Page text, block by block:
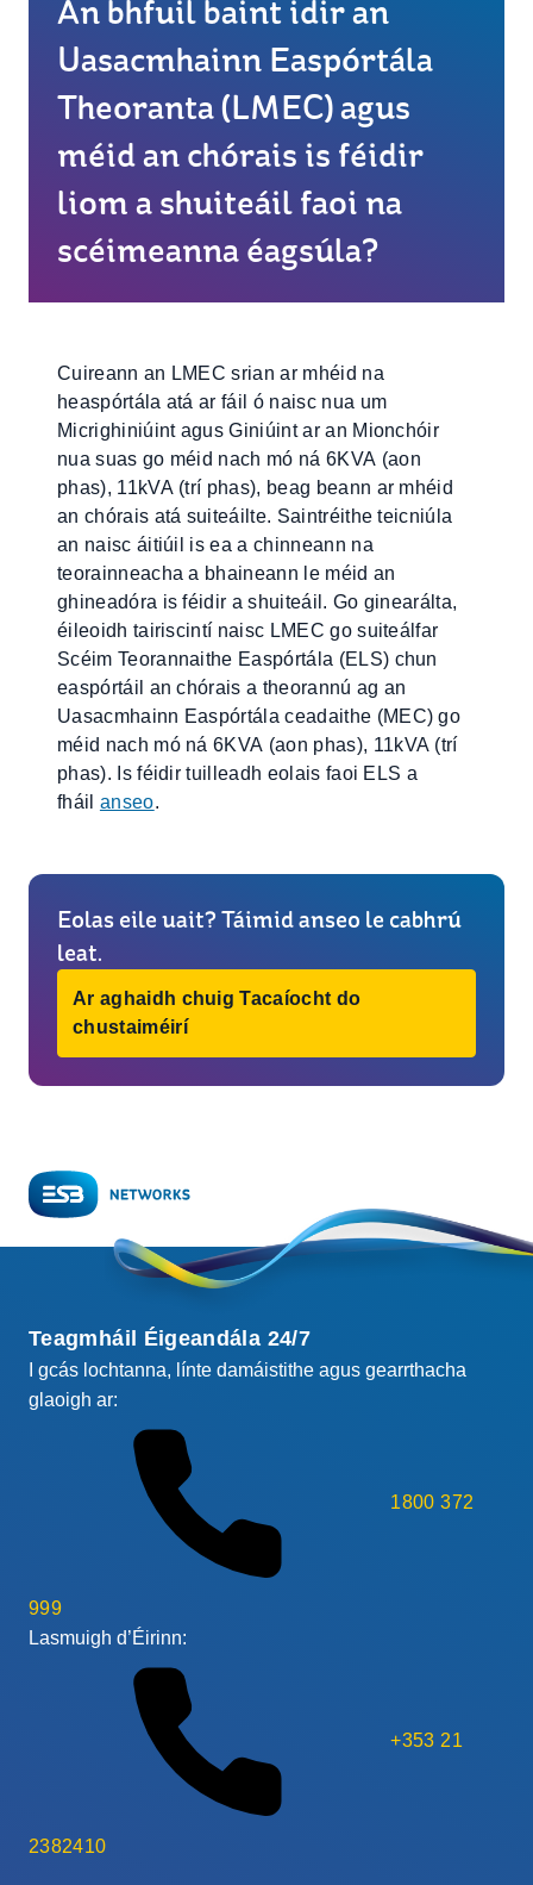
An bhfuil baint idir an
Uasacmhainn Easpórtála
Theoranta (LMEC) agus
méid an chórais is féidir
liom a shuiteáil faoi na
scéimeanna éagsúla?
Cuireann an LMEC srian ar mhéid na
heaspórtála atá ar fáil ó naisc nua um
Micrighiniúint agus Giniúint ar an Mionchóir
nua suas go méid nach mó ná 6KVA (aon
phas), 11kVA (trí phas), beag beann ar mhéid
an chórais atá suiteáilte. Saintréithe teicniúla
an naisc áitiúil is ea a chinneann na
teorainneacha a bhaineann le méid an
ghineadóra is féidir a shuiteáil. Go ginearálta,
éileoidh tairiscintí naisc LMEC go suiteálfar
Scéim Teorannaithe Easpórtála (ELS) chun
easpórtáil an chórais a theorannú ag an
Uasacmhainn Easpórtála ceadaithe (MEC) go
méid nach mó ná 6KVA (aon phas), 11kVA (trí
phas). Is féidir tuilleadh eolais faoi ELS a
fháil anseo.
Eolas eile uait? Táimid anseo le cabhrú
leat.
Ar aghaidh chuig Tacaíocht do
chustaiméirí
Teagmháil Éigeandála 24/7
I gcás lochtanna, línte damáistithe agus gearrthacha
glaoigh ar:
1800 372
999
Lasmuigh d’Éirinn:
+353 21
2382410